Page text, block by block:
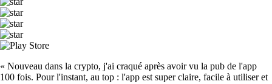
« Nouveau dans la crypto, j'ai craqué après avoir vu la pub de l'app
100 fois. Pour l'instant, au top : l'app est super claire, facile à utiliser et